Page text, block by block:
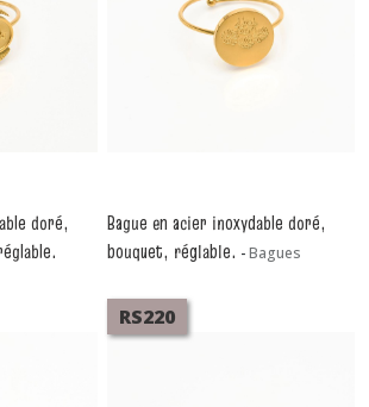
doré,
Bague en acier inoxydable doré,
bouquet, réglable. -Bagues
RS220